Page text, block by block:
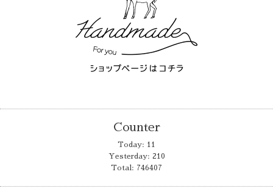
Counter
Today: 11
Yesterday: 210
Total: 746407